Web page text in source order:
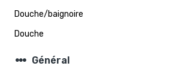
Douche/baignoire
Douche
steppers Général